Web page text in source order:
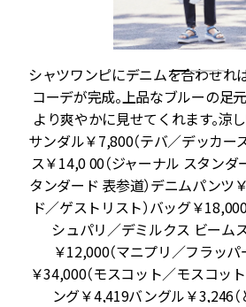
シャツワンピにデニムを合わせれ
コーデが完成。上品なブルーの足
より爽やかに見せてくれます。涼
サンダル￥7,800（テバ／デッカー
ス￥14,0 00（ジャーナル スタン
タンダード 表参道）デニムパンツ
ド／ゲストリスト）バッグ￥18,000
シュパリ／デミルクス ビーム
￥12,000（マニプリ／フラッパ
￥34,000（モスコット／モスコッ
ング￥4,419バングル￥3,246（